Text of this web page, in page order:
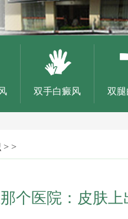
双手白癜风 双
> >
个医院：皮肤